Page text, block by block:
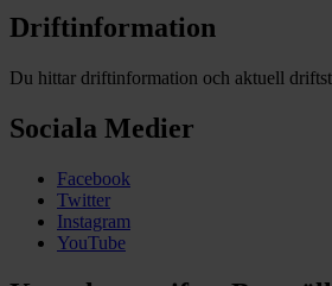
Driftinformation
Du hittar driftinformation och aktuell
Sociala Medier
Facebook
Twitter
Instagram
YouTube